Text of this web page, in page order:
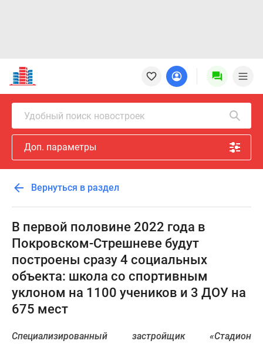
Новостройки
Квартиры
Ипотека
Новостройки
Москвы
Новостройки
Подмосковья
Новостройки
Москвы
Готовые
новостройки
Новостройки
карте
Специальные
предложения
Коммерческие
Продавцы
Удобный поиск новостроек
Доп. параметры
Вернуться в раздел
В первой половине 2022 года в
Покровском-Стрешневе будут
построены сразу 4 социальных
объекта: школа со спортивным
уклоном на 1100 учеников и 3 ДОУ на
675 мест
Специализированный застройщик «Стадион